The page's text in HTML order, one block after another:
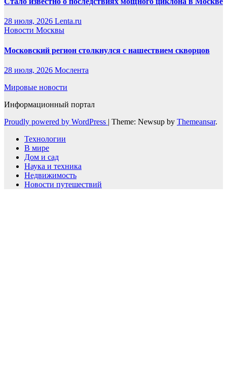
28 июля, 2026 Lenta.ru
Новости Москвы
Московский регион столкнулся с нашествием скворцов
28 июля, 2026 Мослента
Мировые новости
Информационный портал
Proudly powered by WordPress | Theme: Newsup by Themeansar.
Технологии
В мире
Дом и сад
Наука и техника
Недвижимость
Новости путешествий